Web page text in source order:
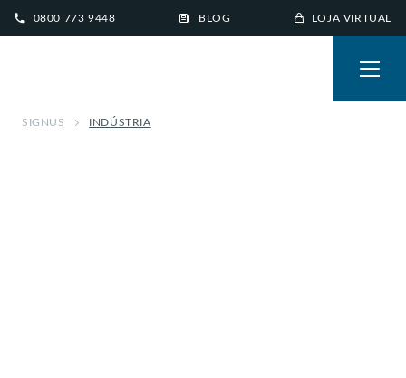
0800 773 9448 BLOG LOJA VIRTUAL
SIGNUS INDÚSTRIA